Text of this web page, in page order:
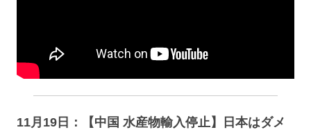
11月19日：【中国 水産物輸入停止】日本はダメ